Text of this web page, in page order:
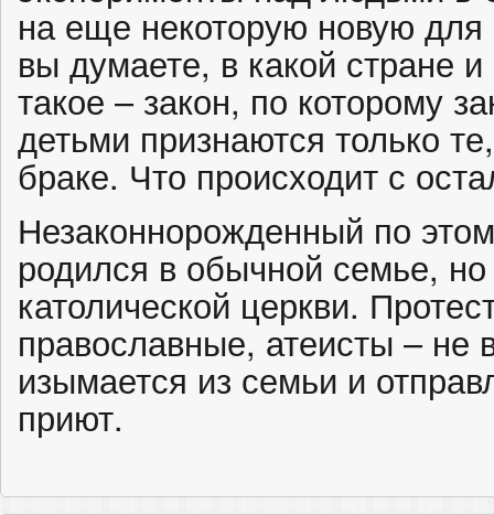
на еще некоторую новую
вы думаете, в какой стране
такое – закон, по которому
детьми признаются только
браке. Что происходит с
Незаконнорожденный по
родился в обычной семье,
католической церкви.
православные, атеисты – не
изымается из семьи и
приют.